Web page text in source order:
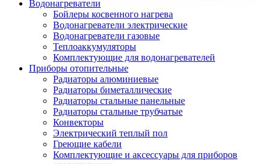
Водонагреватели
Бойлеры косвенного нагрева
Водонагреватели электрические
Водонагреватели газовые
Теплоаккумуляторы
Комплектующие для водонагревателей
Приборы отопительные
Радиаторы алюминиевые
Радиаторы биметаллические
Радиаторы стальные панельные
Радиаторы стальные трубчатые
Конвекторы
Электрический теплый пол
Греющие кабели
Комплектующие и аксессуары для приборов